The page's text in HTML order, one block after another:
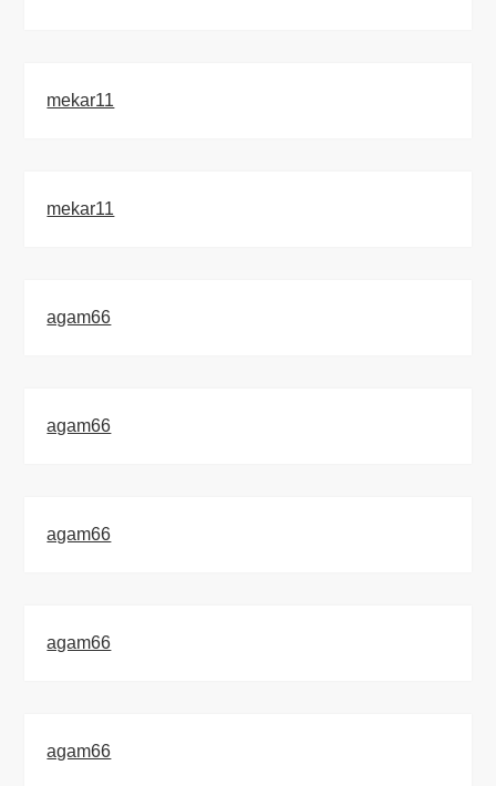
mekar11
mekar11
agam66
agam66
agam66
agam66
agam66